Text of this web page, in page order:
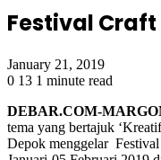
Festival Craft
January 21, 2019
0 13 1 minute read
DEBAR.COM-
tema yang bertajuk
Depok menggelar